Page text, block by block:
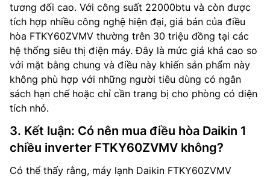
tương đối cao. Với công suất 22000btu và còn được
tích hợp nhiều công nghệ hiện đại, giá bán của điều
hòa FTKY60ZVMV thường trên 30 triệu đồng tại các
hệ thống siêu thị điện máy. Đây là mức giá khá cao so
với mặt bằng chung và điều này khiến sản phẩm này
không phù hợp với những người tiêu dùng có ngân
sách hạn chế hoặc chỉ cần trang bị cho phòng có diện
tích nhỏ.
3. Kết luận: Có nên mua điều hòa Daikin 1
chiều inverter FTKY60ZVMV không?
Có thể thấy rằng, máy lạnh Daikin FTKY60ZVMV